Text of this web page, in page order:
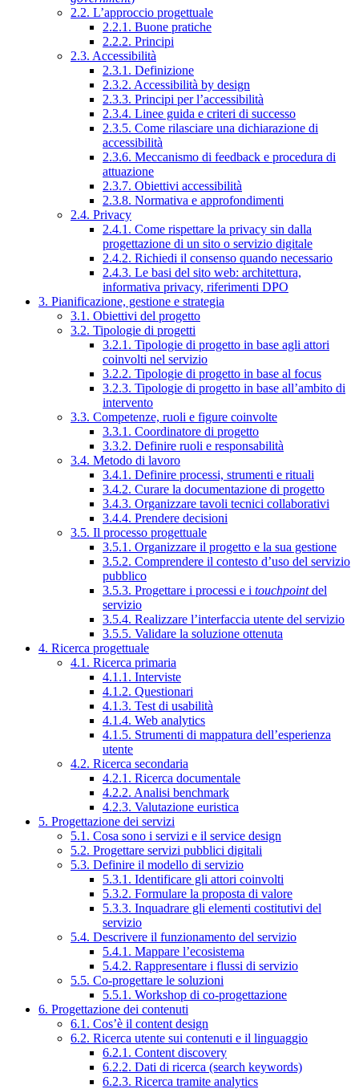
2.2. L’approccio progettuale
2.2.1. Buone pratiche
2.2.2. Principi
2.3. Accessibilità
2.3.1. Definizione
2.3.2. Accessibilità by design
2.3.3. Principi per l’accessibilità
2.3.4. Linee guida e criteri di successo
2.3.5. Come rilasciare una dichiarazione di
accessibilità
2.3.6. Meccanismo di feedback e procedura di
attuazione
2.3.7. Obiettivi accessibilità
2.3.8. Normativa e approfondimenti
2.4. Privacy
2.4.1. Come rispettare la privacy sin dalla
progettazione di un sito o servizio digitale
2.4.2. Richiedi il consenso quando necessario
2.4.3. Le basi del sito web: architettura,
informativa privacy, riferimenti DPO
3. Pianificazione, gestione e strategia
3.1. Obiettivi del progetto
3.2. Tipologie di progetti
3.2.1. Tipologie di progetto in base agli attori
coinvolti nel servizio
3.2.2. Tipologie di progetto in base al focus
3.2.3. Tipologie di progetto in base all’ambito di
intervento
3.3. Competenze, ruoli e figure coinvolte
3.3.1. Coordinatore di progetto
3.3.2. Definire ruoli e responsabilità
3.4. Metodo di lavoro
3.4.1. Definire processi, strumenti e rituali
3.4.2. Curare la documentazione di progetto
3.4.3. Organizzare tavoli tecnici collaborativi
3.4.4. Prendere decisioni
3.5. Il processo progettuale
3.5.1. Organizzare il progetto e la sua gestione
3.5.2. Comprendere il contesto d’uso del servizio
pubblico
3.5.3. Progettare i processi e i touchpointdel
servizio
3.5.4. Realizzare l’interfaccia utente del servizio
3.5.5. Validare la soluzione ottenuta
4. Ricerca progettuale
4.1. Ricerca primaria
4.1.1. Interviste
4.1.2. Questionari
4.1.3. Test di usabilità
4.1.4. Web analytics
4.1.5. Strumenti di mappatura dell’esperienza
utente
4.2. Ricerca secondaria
4.2.1. Ricerca documentale
4.2.2. Analisi benchmark
4.2.3. Valutazione euristica
5. Progettazione dei servizi
5.1. Cosa sono i servizi e il service design
5.2. Progettare servizi pubblici digitali
5.3. Definire il modello di servizio
5.3.1. Identificare gli attori coinvolti
5.3.2. Formulare la proposta di valore
5.3.3. Inquadrare gli elementi costitutivi del
servizio
5.4. Descrivere il funzionamento del servizio
5.4.1. Mappare l’ecosistema
5.4.2. Rappresentare i flussi di servizio
5.5. Co-progettare le soluzioni
5.5.1. Workshop di co-progettazione
6. Progettazione dei contenuti
6.1. Cos’è il content design
6.2. Ricerca utente sui contenuti e il linguaggio
6.2.1. Content discovery
6.2.2. Dati di ricerca (search keywords)
6.2.3. Ricerca tramite analytics